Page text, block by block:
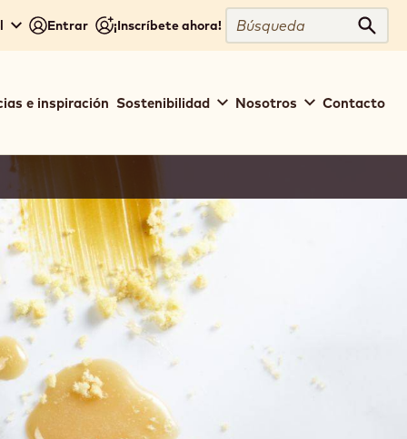
Entrar ¡Inscríbete ahora!
Búsqueda
e inspiración Sostenibilidad Nosotros Contacto